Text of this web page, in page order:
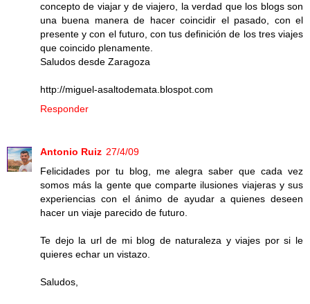
concepto de viajar y de viajero, la verdad que los blogs son
una buena manera de hacer coincidir el pasado, con el
presente y con el futuro, con tus definición de los tres viajes
que coincido plenamente.
Saludos desde Zaragoza
http://miguel-asaltodemata.blospot.com
Responder
Antonio Ruiz 27/4/09
Felicidades por tu blog, me alegra saber que cada vez
somos más la gente que comparte ilusiones viajeras y sus
experiencias con el ánimo de ayudar a quienes deseen
hacer un viaje parecido de futuro.
Te dejo la url de mi blog de naturaleza y viajes por si le
quieres echar un vistazo.
Saludos,